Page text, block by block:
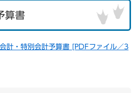
算書
計・特別会計予算書 [PDFファイル／3